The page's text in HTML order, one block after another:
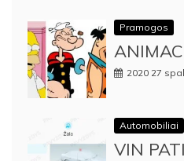
Pramogos
2020 27
Automobiliai
VIN